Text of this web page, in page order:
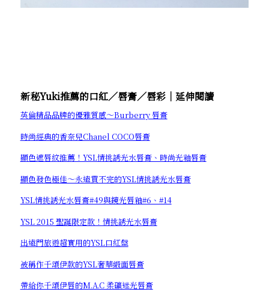
新秘Yuki推薦的口紅／唇膏／唇彩│延伸閱讀
英倫精品品牌的優雅質感～Burberry 唇膏
時尚經典的香奈兒Chanel COCO唇膏
顯色遮唇紋推薦！YSL情挑誘光水唇膏、時尚光釉唇膏
顯色發色極佳～永遠買不完的YSL情挑誘光水唇膏
YSL情挑誘光水唇膏#49與鏡光唇釉#6、#14
YSL 2015 聖誕限定款！情挑誘光水唇膏
出遠門旅遊超實用的YSL口紅盤
被稱作千頌伊款的YSL奢華緞面唇膏
帶給你千頌伊唇的M.A.C 柔礦迷光唇膏